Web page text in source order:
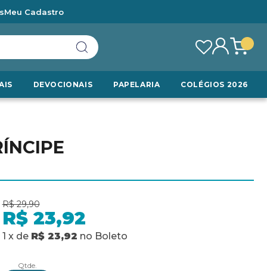
Meu Cadastro
DEVOCIONAIS PAPELARIA COLÉGIOS 2026
R$ 29,90
R$ 23,92
1 x de R$ 23,92 no Boleto
Qtde.